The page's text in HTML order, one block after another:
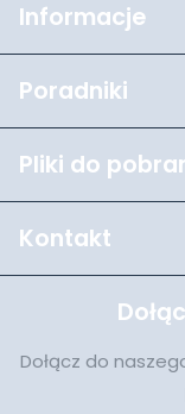
Informacje
Poradniki
Pliki do
Kontakt
Dołącz do